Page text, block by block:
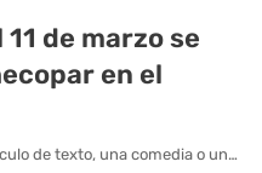
11 de marzo se
en el
de texto, una comedia o un…